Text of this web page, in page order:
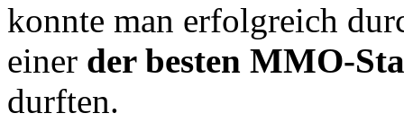
konnte man erfolgreich
einer der besten MMO-
durften.